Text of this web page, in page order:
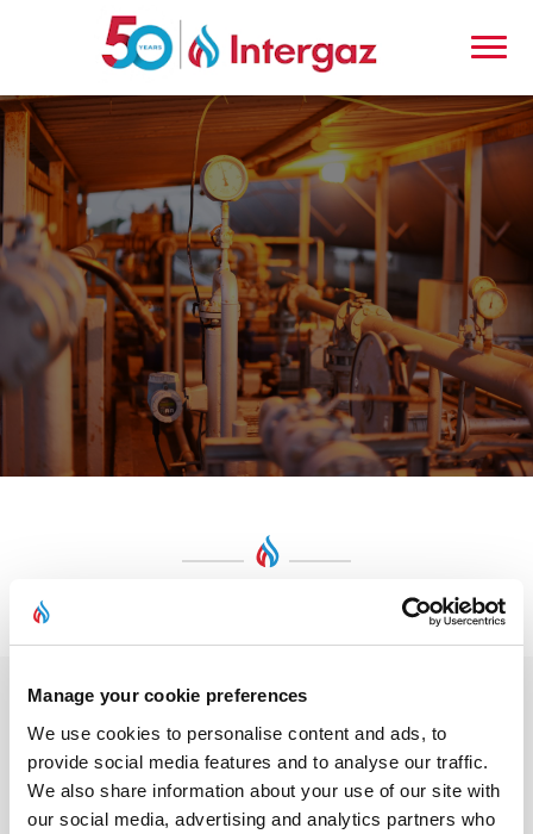
Manage your cookie preferences
We use cookies to personalise content and ads, to
provide social media features and to analyse our traffic.
We also share information about your use of our site with
our social media, advertising and analytics partners who
Έρχεται Σύντομα